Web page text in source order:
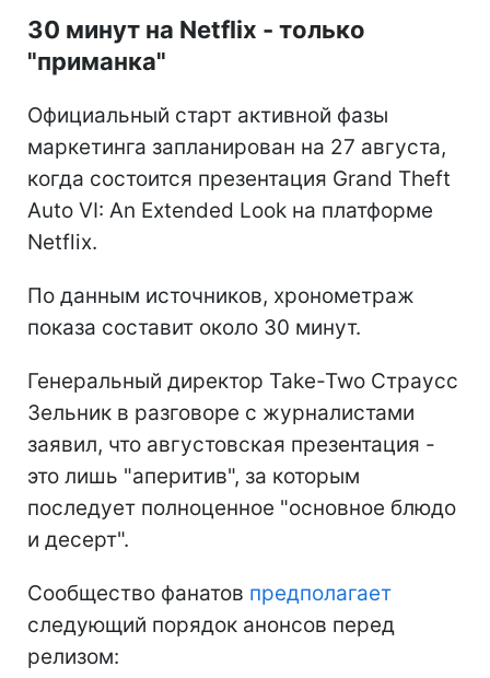
30 минут на Netflix - только
"приманка"
Официальный старт активной фазы
маркетинга запланирован на 27 августа,
когда состоится презентация Grand Theft
Auto VI: An Extended Look на платформе
Netflix.
По данным источников, хронометраж
показа составит около 30 минут.
Генеральный директор Take-Two Страусс
Зельник в разговоре с журналистами
заявил, что августовская презентация -
это лишь "аперитив", за которым
последует полноценное "основное блюдо
и десерт".
Сообщество фанатов предполагает
следующий порядок анонсов перед
релизом: